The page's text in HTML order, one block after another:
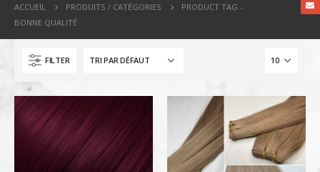
ACCUEIL PRODUITS / CATÉGORIES
PRODUCT TAG -
BONNE QUALITÉ
FILTER